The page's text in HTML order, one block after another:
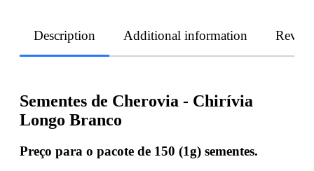
Description Additional information
Sementes de Cherovia - Chirívia
Longo Branco
Preço para o pacote de 150 (1g) sementes.